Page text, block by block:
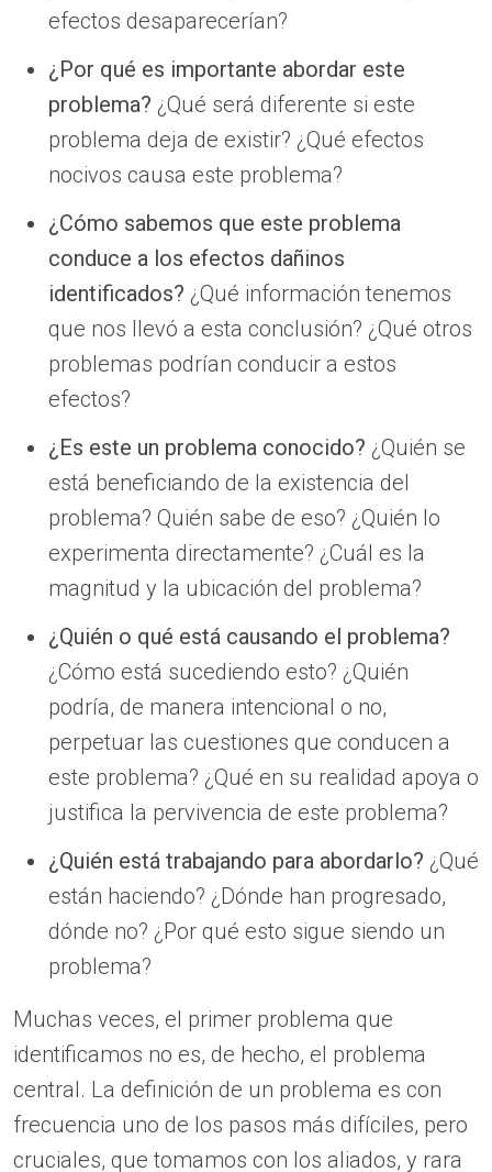
efectos desaparecerían?
¿Por qué es importante abordar este
problema? ¿Qué será diferente si este
problema deja de existir? ¿Qué efectos
nocivos causa este problema?
¿Cómo sabemos que este problema
conduce a los efectos dañinos
identificados? ¿Qué información tenemos
que nos llevó a esta conclusión? ¿Qué otros
problemas podrían conducir a estos
efectos?
¿Es este un problema conocido? ¿Quién se
está beneficiando de la existencia del
problema? Quién sabe de eso? ¿Quién lo
experimenta directamente? ¿Cuál es la
magnitud y la ubicación del problema?
¿Quién o qué está causando el problema?
¿Cómo está sucediendo esto? ¿Quién
podría, de manera intencional o no,
perpetuar las cuestiones que conducen a
este problema? ¿Qué en su realidad apoya o
justifica la pervivencia de este problema?
¿Quién está trabajando para abordarlo? ¿Qué
están haciendo? ¿Dónde han progresado,
dónde no? ¿Por qué esto sigue siendo un
problema?
Muchas veces, el primer problema que
identificamos no es, de hecho, el problema
central. La definición de un problema es con
frecuencia uno de los pasos más difíciles, pero
cruciales, que tomamos con los aliados, y rara